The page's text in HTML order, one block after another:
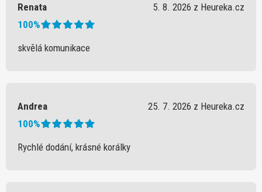
Renata
5. 8. 2026 z Heureka.cz
100%
skvělá komunikace
Andrea
25. 7. 2026 z Heureka.cz
100%
Rychlé dodání, krásné korálky